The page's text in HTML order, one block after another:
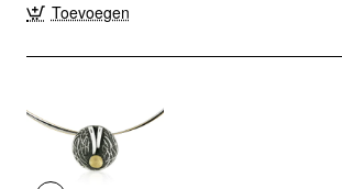
Toevoegen